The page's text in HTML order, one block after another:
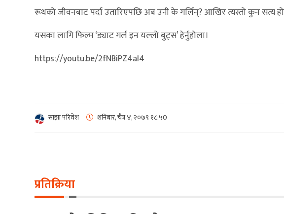
रूथको जीवनबाट पर्दा उतारिएपछि अब उनी के गर्लिन्? आखिर त्यस्तो कुन सत्य
यसका लागि फिल्म ‘ड्याट गर्ल इन यल्लो बुट्स’ हेर्नुहोला।
https://youtu.be/2fNBiPZ4aI4
साझा परिवेश शनिबार, चैत्र ४, २०७९ १८:५0
प्रतिक्रिया